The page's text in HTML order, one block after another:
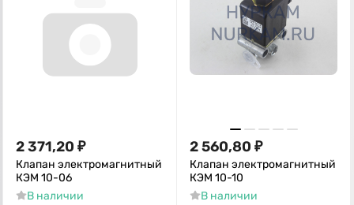
2 371,20 ₽
Клапан электромагнитный
КЭМ 10-06
В наличии
2 560,80 ₽
Клапан электромагнитный
КЭМ 10-10
В наличии